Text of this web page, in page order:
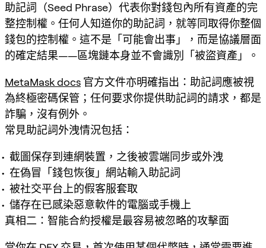
助記詞（Seed Phrase）代表你對錢包內所有資產的完
整控制權。任何人知道你的助記詞，就等同取得你整個
錢包的控制權。這不是「可能會出事」，而是協議層面
的確定結果——區塊鏈本身並不會識別「被盜資產」。
MetaMask docs 官方文件亦明確指出：助記詞應被視
為終極密碼保管；任何要求你提供助記詞的請求，都是
詐騙，沒有例外。
常見助記詞外洩情況包括：
截圖保存到連網裝置，之後被雲端同步或外洩
在偽冒「錢包恢復」網站輸入助記詞
被社交平台上的假客服套取
儲存在已感染惡意軟件的電腦或手機上
真相二：智能合約授權是最容易被忽略的攻擊面